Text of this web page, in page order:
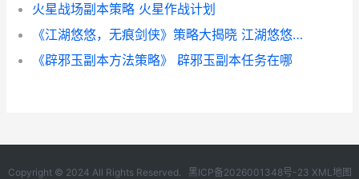
火星战场副本策略 火星作战计划
《江湖悠悠，无痕剑侠》策略大揭晓 江湖悠悠是什么游戏
《辟邪玉副本方法策略》 辟邪玉副本任务在哪
Copyright © 2024 All Rights Reserved. 黑ICP备2026001348号-23 XML地图